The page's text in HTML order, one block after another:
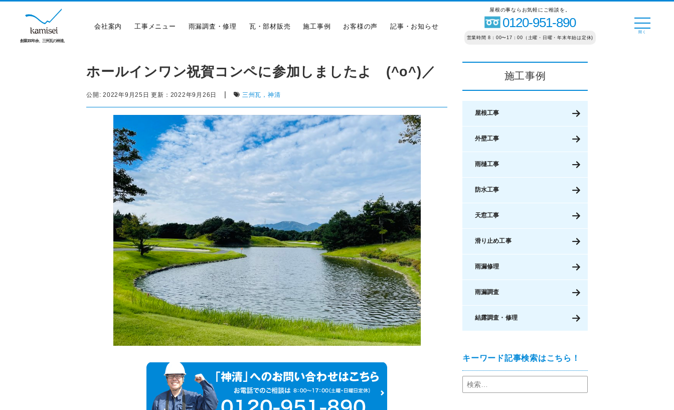
創業150年余、三州瓦の神清。
会社案内 工事メニュー 雨漏調査・修理 瓦・部材販売 施工事例 お客様の声 記事・お知らせ
屋根の事ならお気軽にご相談を。
0120-951-890
営業時間 8：00〜17：00（土曜・日曜・年末年始は定休)
ホールインワン祝賀コンペに参加しましたよ (^o^)／
公開: 2022年9月25日 更新： 2022年9月26日 | 三州瓦，神清
施工事例
屋根工事
外壁工事
雨樋工事
防水工事
天窓工事
滑り止め工事
雨漏修理
雨漏調査
結露調査・修理
キーワード記事検索はこちら！